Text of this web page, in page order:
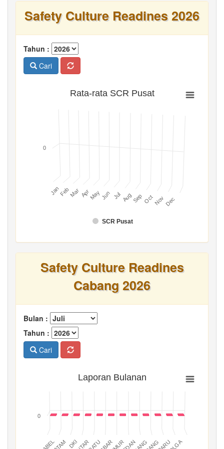
Safety Culture Readines 2026
Tahun :
Cari
Rata-rata SCR Pusat
SCR Pusat
JanFebMar AprMay Jun Jul AugSep OctNovDec
0
Safety Culture Readines
Cabang 2026
Bulan :
Tahun :
Cari
Laporan Bulanan
DKI
0